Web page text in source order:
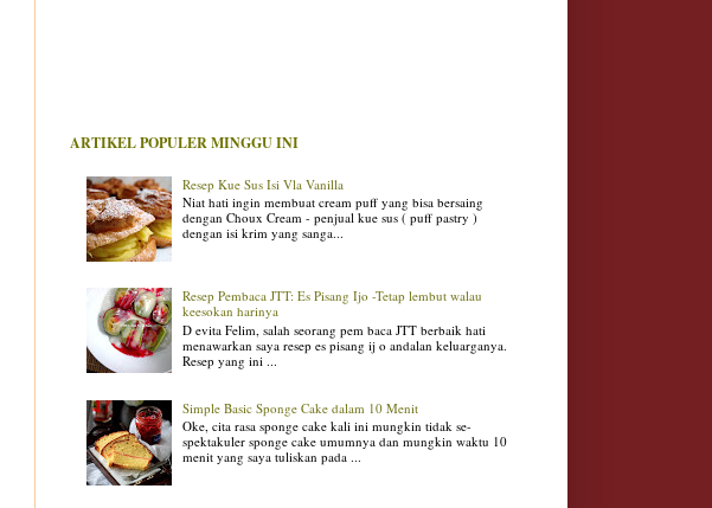
ARTIKEL POPULER MINGGU INI
Resep Kue Sus Isi Vla Vanilla
Niat hati ingin membuat cream puff yang bisa bersaing
dengan Choux Cream - penjual kue sus ( puff pastry )
dengan isi krim yang sanga...
Resep Pembaca JTT: Es Pisang Ijo -Tetap lembut walau
keesokan harinya
D evita Felim, salah seorang pem baca JTT berbaik hati
menawarkan saya resep es pisang ij o andalan keluarganya.
Resep yang ini ...
Simple Basic Sponge Cake dalam 10 Menit
Oke, cita rasa sponge cake kali ini mungkin tidak se-
spektakuler sponge cake umumnya dan mungkin waktu 10
menit yang saya tuliskan pada ...